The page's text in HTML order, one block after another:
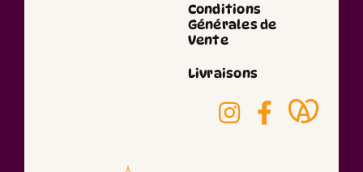
Conditions
Générales de
Vente
Livraisons